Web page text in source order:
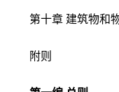
第十章 建筑物和物
附则